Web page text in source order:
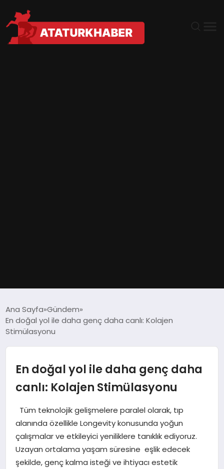
DÜNYA
MAGAZIN
SAĞLIK
SIYASET
Ana Sayfa Gündem
En doğal yol ile daha genç daha canlı: Kolajen
Stimülasyonu
En doğal yol ile daha genç daha
canlı: Kolajen Stimülasyonu
Tüm teknolojik gelişmelere paralel olarak, tıp
alanında özellikle Longevity konusunda yoğun
çalışmalar ve etkileyici yeniliklere tanıklık ediyoruz.
Uzayan ortalama yaşam süresine eşlik edecek
şekilde, genç kalma isteği ve ihtiyacı estetik